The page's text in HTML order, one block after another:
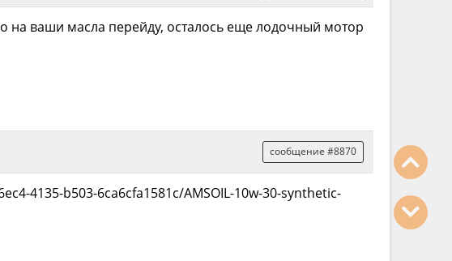
на ваши масла перейду, осталось еще лодочный мотор
сообщение #8870
4135-b503-6ca6cfa1581c/AMSOIL-10w-30-synthetic-